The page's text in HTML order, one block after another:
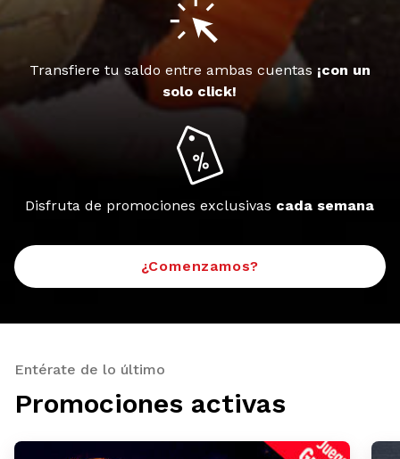
Transfiere tu saldo entre ambas cuentas ¡con un
solo click!
Disfruta de promociones exclusivas cada semana
¿Comenzamos?
Entérate de lo último
Promociones activas